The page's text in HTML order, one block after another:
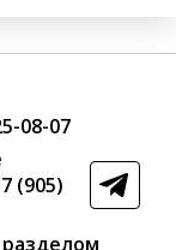
08-07
(905)